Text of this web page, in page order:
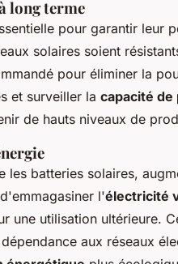
long terme
pour garantir leur
solaires soient
pour éliminer la
et surveiller la capacité
de hauts niveaux de
les batteries solaires,
l'électricité
une utilisation ultérieure.
aux réseaux